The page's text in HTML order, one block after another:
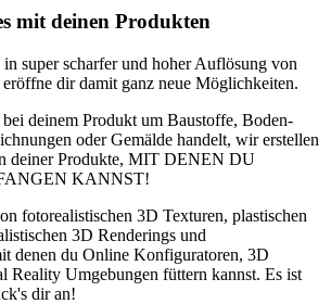
mit deinen Produkten
in super scharfer und hoher Auflösung von
dir damit ganz neue Möglichkeiten.
deinem Produkt um Baustoffe, Boden-
oder Gemälde handelt, wir erstellen
deiner Produkte, MIT DENEN DU
KANNST!
fotorealistischen 3D Texturen, plastischen
3D Renderings und
denen du Online Konfiguratoren, 3D
Reality Umgebungen füttern kannst. Es ist
dir an!